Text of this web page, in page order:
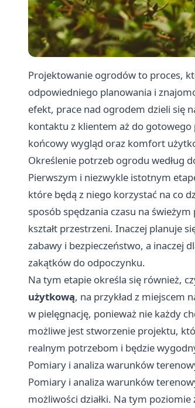
Projektowanie ogrodów to proces,
odpowiedniego planowania i
efekt, prace nad ogrodem dzieli się
kontaktu z klientem aż do gotowego
końcowy wygląd oraz komfort
Określenie potrzeb ogrodu według
Pierwszym i niezwykle istotnym
które będą z niego korzystać na co
sposób spędzania czasu na
kształt przestrzeni. Inaczej planuje
zabawy i bezpieczeństwo, a inaczej
zakątków do odpoczynku.
Na tym etapie określa się również,
użytkową, na przykład z miejscem
w pielęgnację, ponieważ nie każdy
możliwe jest stworzenie projektu,
realnym potrzebom i będzie
Pomiary i analiza warunków
Pomiary i analiza warunków
możliwości działki. Na tym